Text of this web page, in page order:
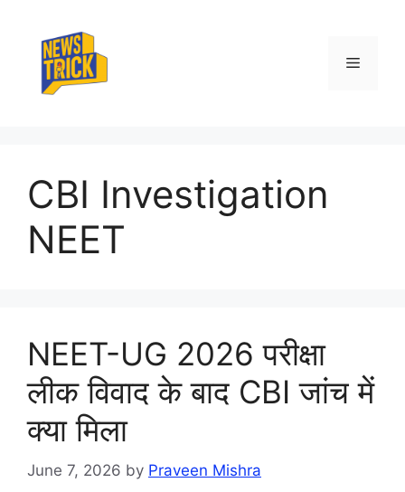
content
Menu
CBI Investigation
NEET
NEET-UG 2026 परीक्षा
लीक विवाद के बाद CBI जांच में
क्या मिला
June 7, 2026 by Praveen Mishra